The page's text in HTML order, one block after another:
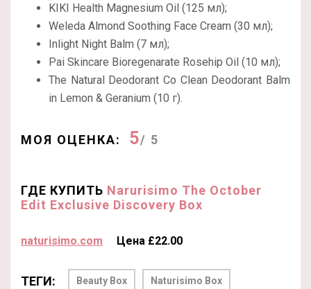
KIKI Health Magnesium Oil (125 мл);
Weleda Almond Soothing Face Cream (30 мл);
Inlight Night Balm (7 мл);
Pai Skincare Bioregenarate Rosehip Oil (10 мл);
The Natural Deodorant Co Clean Deodorant Balm
in Lemon & Geranium (10 г).
МОЯ ОЦЕНКА: 5/ 5
ГДЕ КУПИТЬ Narurisimo The October
Edit Exclusive Discovery Box
naturisimo.com Цена £22.00
ТЕГИ: Beauty Box Naturisimo Box